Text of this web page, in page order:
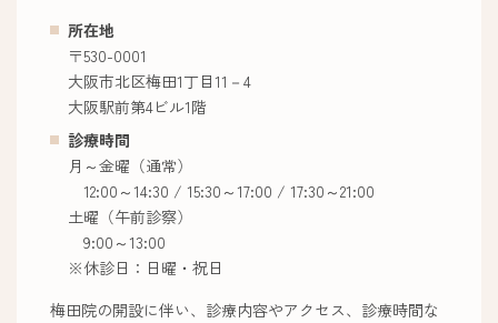
所在地
〒530-0001
大阪市北区梅田1丁目11－4
大阪駅前第4ビル1階
診療時間
月～金曜（通常）
12:00～14:30 / 15:30～17:00 / 17:30～21:00
土曜（午前診察）
9:00～13:00
※休診日：日曜・祝日
梅田院の開設に伴い、診療内容やアクセス、診療時間な